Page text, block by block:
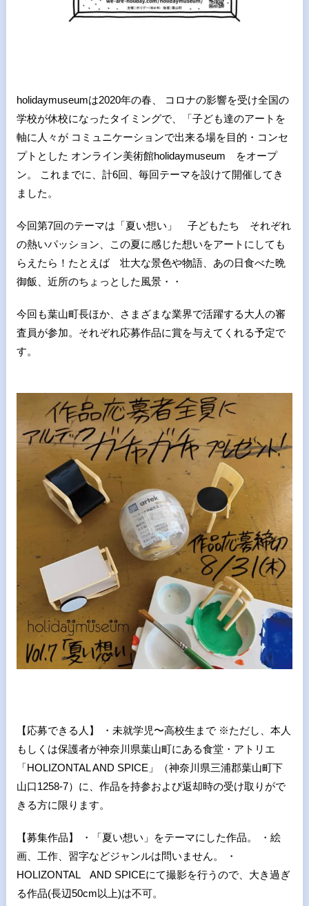
holidaymuseumは2020年の春、 コロナの影響を受け全国の
学校が休校になったタイミングで、「子ども達のアートを
軸に人々が コミュニケーションで出来る場を目的・コンセ
プトとした オンライン美術館holidaymuseum をオープ
ン。 これまでに、計6回、毎回テーマを設けて開催してき
ました。
今回第7回のテーマは「夏い想い」 子どもたち それぞれ
の熱いパッション、この夏に感じた想いをアートにしても
らえたら！たとえば 壮大な景色や物語、あの日食べた晩
御飯、近所のちょっとした風景・・
今回も葉山町長ほか、さまざまな業界で活躍する大人の審
査員が参加。それぞれ応募作品に賞を与えてくれる予定で
す。
【応募できる人】 ・未就学児〜高校生まで ※ただし、本人
もしくは保護者が神奈川県葉山町にある食堂・アトリエ
「HOLIZONTAL AND SPICE」（神奈川県三浦郡葉山町下
山口1258-7）に、作品を持参および返却時の受け取りがで
きる方に限ります。
【募集作品】 ・「夏い想い」をテーマにした作品。 ・絵
画、工作、習字などジャンルは問いません。 ・
HOLIZONTAL AND SPICEにて撮影を行うので、大き過ぎ
る作品(長辺50cm以上)は不可。